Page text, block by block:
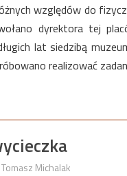
względów do
dyrektora tej
lat siedzibą
realizować
Michalak